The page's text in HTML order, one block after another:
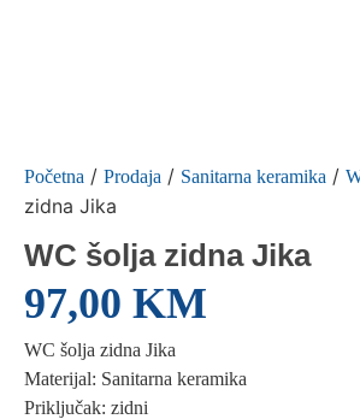
Početna / Prodaja / Sanitarna keramika /
zidna Jika
WC šolja zidna Jika
97,00 KM
WC šolja zidna Jika
Materijal: Sanitarna keramika
Priključak: zidni